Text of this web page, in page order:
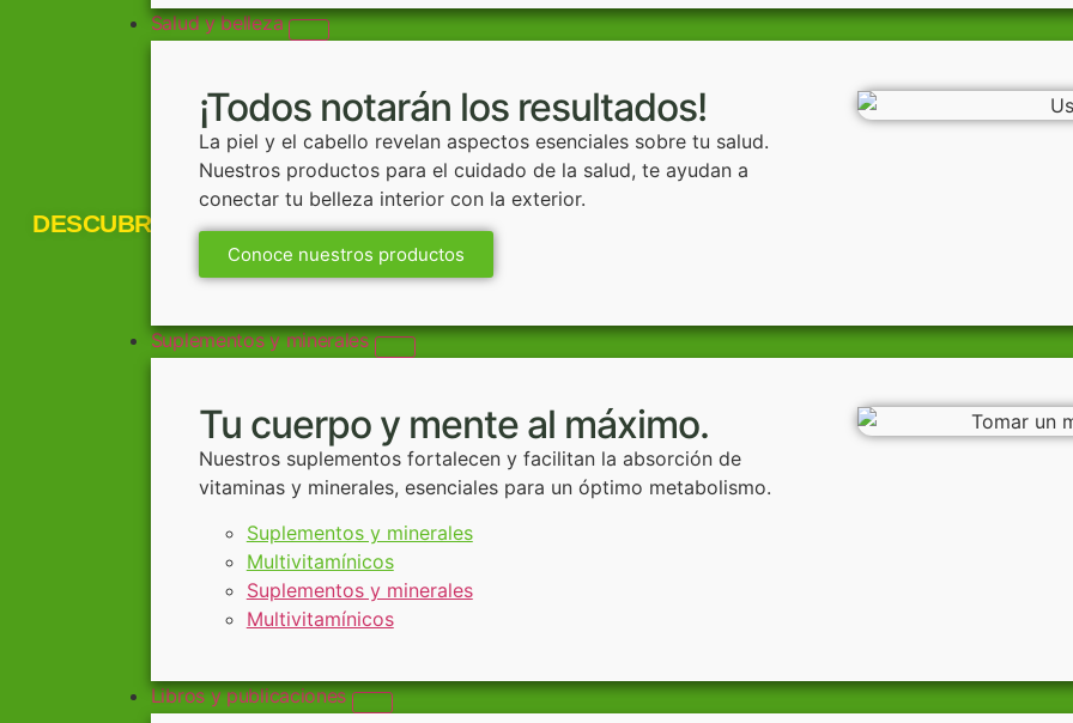
DESCUBRE:
Salud y belleza
¡Todos notarán los resultados!
La piel y el cabello revelan aspectos esenciales sobre tu salud.
Nuestros productos para el cuidado de la salud, te ayudan a
conectar tu belleza interior con la exterior.
Conoce nuestros productos
Suplementos y minerales
Tu cuerpo y mente al máximo.
Nuestros suplementos fortalecen y facilitan la absorción de
vitaminas y minerales, esenciales para un óptimo metabolismo.
Suplementos y minerales
Multivitamínicos
Suplementos y minerales
Multivitamínicos
Libros y publicaciones